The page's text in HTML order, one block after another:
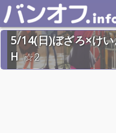
5/14(日)ぼざろ×け
H
2